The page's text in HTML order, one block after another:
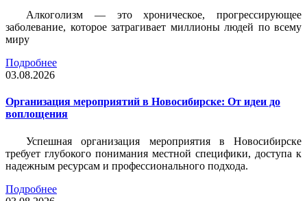
Алкоголизм — это хроническое, прогрессирующее
заболевание, которое затрагивает миллионы людей по всему
миру
Подробнее
03.08.2026
Организация мероприятий в Новосибирске: От идеи до
воплощения
Успешная организация мероприятия в Новосибирске
требует глубокого понимания местной специфики, доступа к
надежным ресурсам и профессионального подхода.
Подробнее